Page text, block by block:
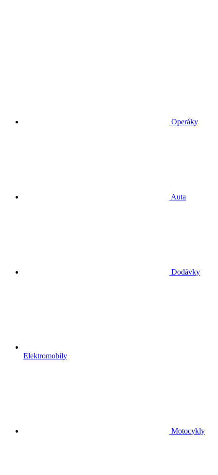
Operáky
Auta
Dodávky
Elektromobily
Motocykly